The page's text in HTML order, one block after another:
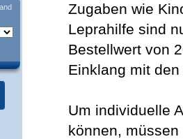
Zugaben wie
Leprahilfe sind
Bestellwert von
Einklang mit
Um individuelle
können,